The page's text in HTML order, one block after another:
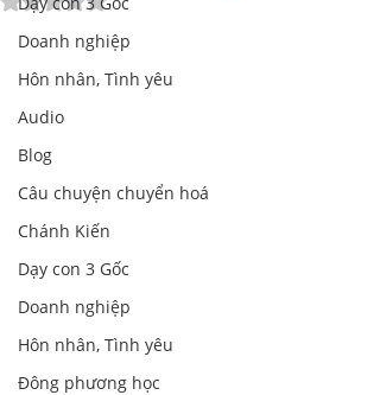
Doanh nghiệp
Hôn nhân, Tình yêu
Audio
Blog
Câu chuyện chuyển hoá
Chánh Kiến
Dạy con 3 Gốc
Doanh nghiệp
Hôn nhân, Tình yêu
Đông phương học